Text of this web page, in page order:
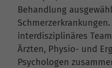
Behandlung
interdisziplinäres
Ärzten, Physio- und
Psychologen